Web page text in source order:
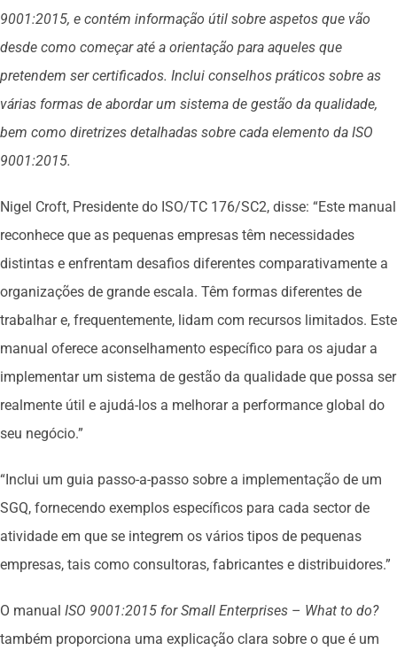
9001:2015, e contém informação útil sobre aspetos que vão
desde como começar até a orientação para aqueles que
pretendem ser certificados. Inclui conselhos práticos sobre as
várias formas de abordar um sistema de gestão da qualidade,
bem como diretrizes detalhadas sobre cada elemento da ISO
9001:2015.
Nigel Croft, Presidente do ISO/TC 176/SC2, disse: “Este manual
reconhece que as pequenas empresas têm necessidades
distintas e enfrentam desafios diferentes comparativamente a
organizações de grande escala. Têm formas diferentes de
trabalhar e, frequentemente, lidam com recursos limitados. Este
manual oferece aconselhamento específico para os ajudar a
implementar um sistema de gestão da qualidade que possa ser
realmente útil e ajudá-los a melhorar a performance global do
seu negócio.”
“Inclui um guia passo-a-passo sobre a implementação de um
SGQ, fornecendo exemplos específicos para cada sector de
atividade em que se integrem os vários tipos de pequenas
empresas, tais como consultoras, fabricantes e distribuidores.”
O manual ISO 9001:2015 for Small Enterprises – What to do?
também proporciona uma explicação clara sobre o que é um